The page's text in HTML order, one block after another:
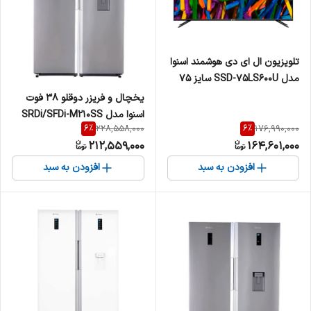
تلویزیون ال ای دی هوشمند اسنوا
مدل SSD-75LS600U سایز 75
176,990,000
6%
164,601,000
افزودن به سبد
یخچال و فریزر دوقلو 38 فوت
اسنوا مدل SRDi/SFDi-M210SS
228,558,000
6%
212,559,000
افزودن به سبد